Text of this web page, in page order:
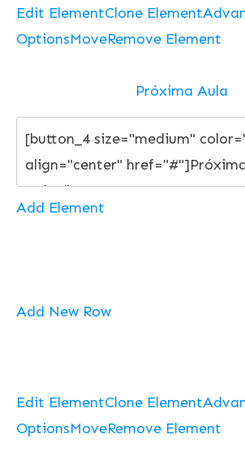
Edit ElementClone Element
OptionsMoveRemove Element
Próxima Aula
Add Element
Add New Row
Edit ElementClone Element
OptionsMoveRemove Element